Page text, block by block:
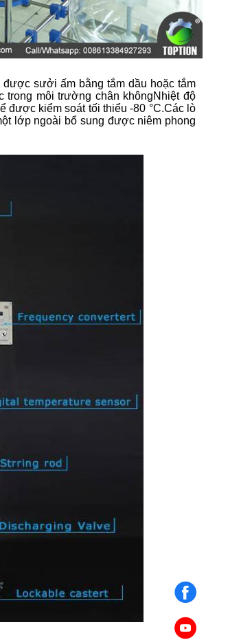
sưởi ấm bằng tắm dầu hoặc tắm
trong môi trường chân khôngNhiệt độ
được kiểm soát tối thiểu -80 °C.Các lò
lớp ngoài bổ sung được niêm phong